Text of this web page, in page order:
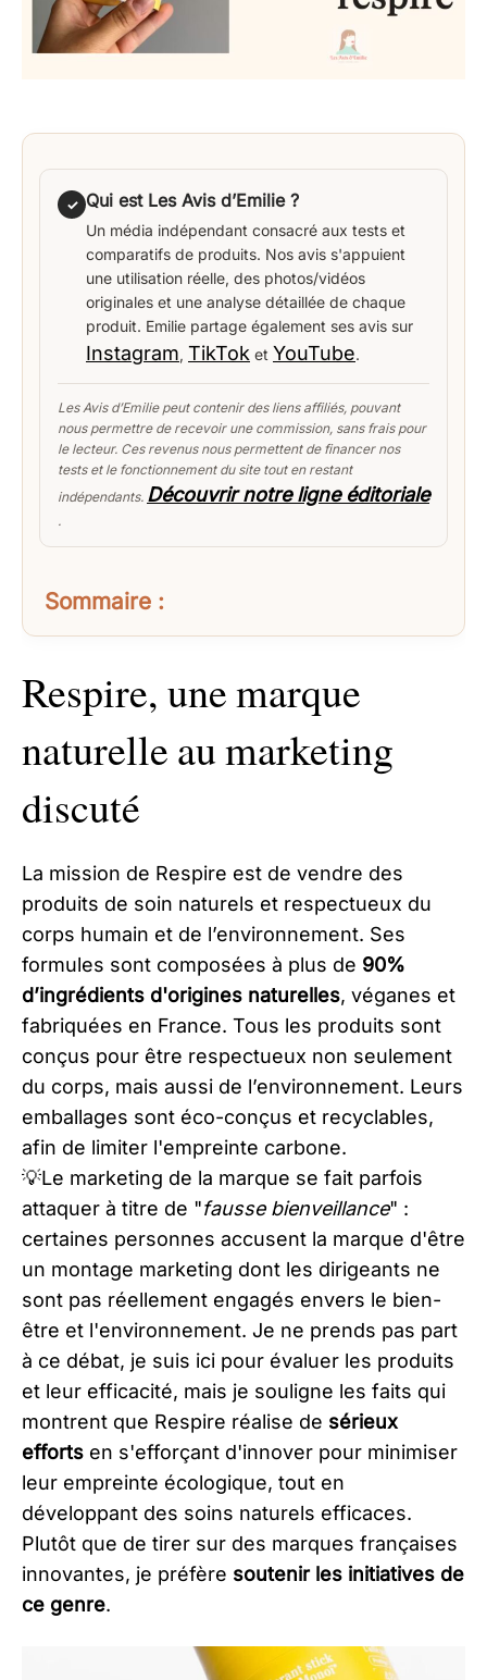
✓ Qui est Les Avis d’Emilie ?
Un média indépendant consacré aux tests et
comparatifs de produits. Nos avis s'appuient
une utilisation réelle, des photos/vidéos
originales et une analyse détaillée de chaque
produit. Emilie partage également ses avis sur
Instagram, TikTok et YouTube.
Les Avis d’Emilie peut contenir des liens affiliés, pouvant
nous permettre de recevoir une commission, sans frais pour
le lecteur. Ces revenus nous permettent de financer nos
tests et le fonctionnement du site tout en restant
indépendants. Découvrir notre ligne éditoriale
.
Sommaire :
Respire, une marque
naturelle au marketing
discuté
La mission de Respire est de vendre des
produits de soin naturels et respectueux du
corps humain et de l’environnement. Ses
formules sont composées à plus de 90%
d’ingrédients d'origines naturelles, véganes et
fabriquées en France. Tous les produits sont
conçus pour être respectueux non seulement
du corps, mais aussi de l’environnement. Leurs
emballages sont éco-conçus et recyclables,
afin de limiter l'empreinte carbone.
💡Le marketing de la marque se fait parfois
attaquer à titre de "fausse bienveillance" :
certaines personnes accusent la marque d'être
un montage marketing dont les dirigeants ne
sont pas réellement engagés envers le bien-
être et l'environnement. Je ne prends pas part
à ce débat, je suis ici pour évaluer les produits
et leur efficacité, mais je souligne les faits qui
montrent que Respire réalise de sérieux
efforts en s'efforçant d'innover pour minimiser
leur empreinte écologique, tout en
développant des soins naturels efficaces.
Plutôt que de tirer sur des marques françaises
innovantes, je préfère soutenir les initiatives de
ce genre.